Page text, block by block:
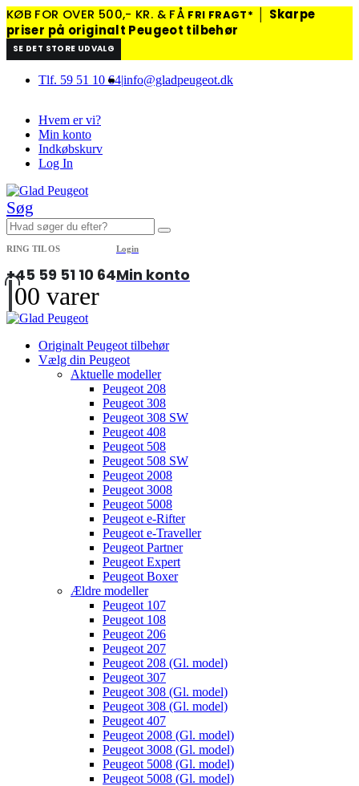
KØB FOR OVER 500,- KR. & FÅ FRI FRAGT*
Skarpe
priser på originalt Peugeot tilbehør
SE DET STORE UDVALG
Tlf. 59 51 10 64|info@gladpeugeot.dk
Hvem er vi?
Min konto
Indkøbskurv
Log In
Søg
RING TIL OS
+45 59 51 10 64
Login
Min konto
00 varer
Originalt Peugeot tilbehør
Vælg din Peugeot
Aktuelle modeller
Peugeot 208
Peugeot 308
Peugeot 308 SW
Peugeot 408
Peugeot 508
Peugeot 508 SW
Peugeot 2008
Peugeot 3008
Peugeot 5008
Peugeot e-Rifter
Peugeot e-Traveller
Peugeot Partner
Peugeot Expert
Peugeot Boxer
Ældre modeller
Peugeot 107
Peugeot 108
Peugeot 206
Peugeot 207
Peugeot 208 (Gl. model)
Peugeot 307
Peugeot 308 (Gl. model)
Peugeot 308 (Gl. model)
Peugeot 407
Peugeot 2008 (Gl. model)
Peugeot 3008 (Gl. model)
Peugeot 5008 (Gl. model)
Peugeot 5008 (Gl. model)